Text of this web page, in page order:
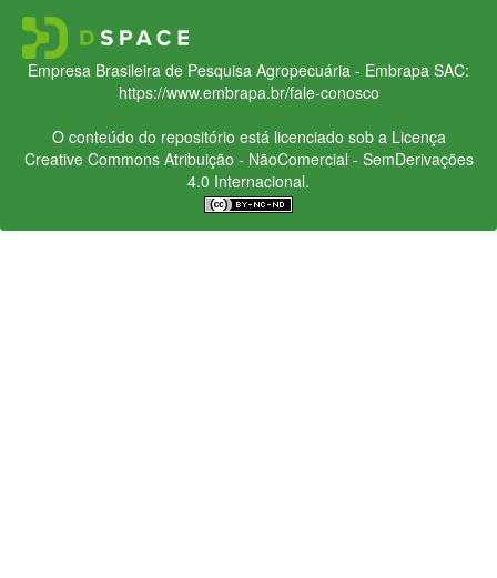
Empresa Brasileira de Pesquisa Agropecuária - Embrapa SAC:
https://www.embrapa.br/fale-conosco
O conteúdo do repositório está licenciado sob a Licença
Creative CommonsAtribuição - NãoComercial - SemDerivações
4.0 Internacional.